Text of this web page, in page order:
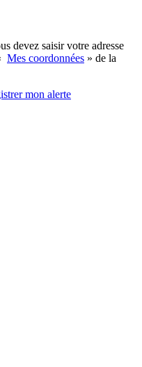
devez saisir votre adresse
Mes coordonnées » de la
mon alerte